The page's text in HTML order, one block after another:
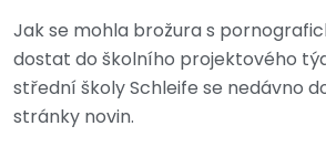
Jak se mohla brožura s
dostat do školního projektového
střední školy Schleife se nedávno
stránky novin.